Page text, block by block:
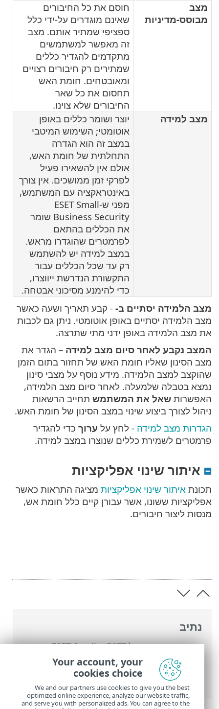
נתיב
העזרה המקוונת של ESET >
ESET Small
Business Security
>
עבודה עם ESET Small
Business Security
>הגדרות מתקדמות
הגנות
>הגנת גישה לאינטרנט > חומת אש
מצב
מבוסס-מדיניות
חוסם את כל החיבורים
שאינם מוגדרים על-ידי כלל
ספציפי שמתיר אותם. מצב
זה מאפשר למשתמשים
מתקדמים להגדיר כללים
שמתירים רק חיבורים רצויים
ומאובטחים. חומת האש
תחסום את כל שאר
החיבורים שלא צוינו.
מצב למידה
יוצר ושומר כללים באופן
אוטומטי; השימוש המיטבי
במצב זה הוא הגדרה
התחלתית של חומת האש,
אולם אין להשאירו פעיל
לפרקי זמן ממושכים. אין צורך
באינטראקציה עם המשתמש,
מפני ש-ESET Small
Business Security שומר
את הכללים בהתאם
לפרמטרים שהוגדרו מראש.
במצב למידה יש להשתמש
רק עד שכל הכללים עבור
התקשורת הנדרשת ייווצרו,
כדי להימנע מסיכוני אבטחה.
מצב הלמידה יסתיים ב- - קבע תאריך ושעה כאשר
מצב הלמידה יסתיים באופן אוטומטי. ניתן גם לכבות
את מצב הלמידה באופן ידני מתי שתרצה.
המצב נקבע לאחר סיום מצב למידה – הגדר את
מצב הסינון שאליו חומת האש של תחזור בתום הזמן
שהוקצב למצב הלמידה. מידע נוסף על מצבי סינון
נמצא בטבלה שלמעלה. לאחר סיום מצב הלמידה,
האפשרות שאל את המשתמש תחייב הרשאות
ניהול לצורך ביצוע שינוי במצב הסינון של חומת האש.
הגדרות מצב למידה - לחץ על ערוך כדי להגדיר
פרמטרים לשמירת כללים שנוצרו במצב למידה.
איתור שינוי אפליקציות
תכונת איתור שינוי אפליקציות מציגה התראות כאשר
אפליקציות ששונו, אשר עבורן קיים כלל חומת אש,
מנסות ליצור חיבורים.
Your account, your
cookies choice
We and our partners use cookies to give you the best
optimized online experience, analyze our website traffic,
and serve you with personalized ads. You can agree to the